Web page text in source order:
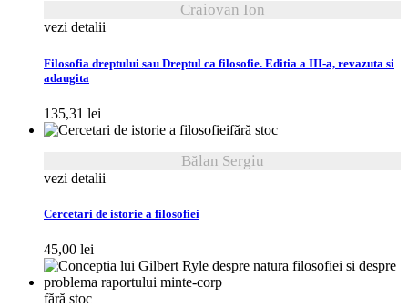
Craiovan Ion
vezi detalii
Filosofia dreptului sau Dreptul ca filosofie. Editia a III-a, revazuta si
adaugita
135,31 lei
fără stoc
Bălan Sergiu
vezi detalii
Cercetari de istorie a filosofiei
45,00 lei
fără stoc